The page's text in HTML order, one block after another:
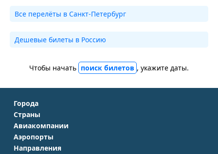
Все перелёты в Санкт-Петербург
Дешевые билеты в Россию
Чтобы начать поиск билетов , укажите даты.
Города
Москва
Санкт-Петербург
Симферополь
Страны
Крым
Турция
Авиакомпании
Аэрофлот
Аэропорты
Домодедово
Направления